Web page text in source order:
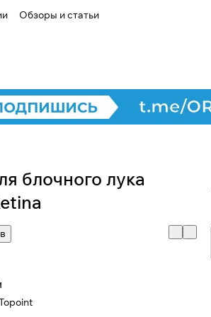
Обзоры и статьи
блочного лука